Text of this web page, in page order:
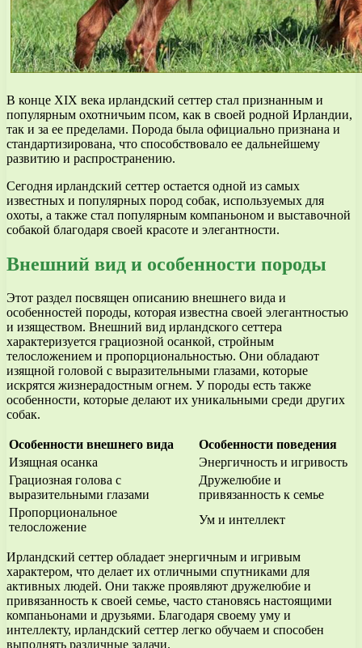
В конце XIX века ирландский сеттер стал признанным и
популярным охотничьим псом, как в своей родной Ирландии,
так и за ее пределами. Порода была официально признана и
стандартизирована, что способствовало ее дальнейшему
развитию и распространению.
Сегодня ирландский сеттер остается одной из самых
известных и популярных пород собак, используемых для
охоты, а также стал популярным компаньоном и выставочной
собакой благодаря своей красоте и элегантности.
Внешний вид и особенности породы
Этот раздел посвящен описанию внешнего вида и
особенностей породы, которая известна своей элегантностью
и изяществом. Внешний вид ирландского сеттера
характеризуется грациозной осанкой, стройным
телосложением и пропорциональностью. Они обладают
изящной головой с выразительными глазами, которые
искрятся жизнерадостным огнем. У породы есть также
особенности, которые делают их уникальными среди других
собак.
Особенности внешнего вида
Особенности поведения
Изящная осанка
Энергичность и игривость
Грациозная голова с
выразительными глазами
Дружелюбие и
привязанность к семье
Пропорциональное
телосложение
Ум и интеллект
Ирландский сеттер обладает энергичным и игривым
характером, что делает их отличными спутниками для
активных людей. Они также проявляют дружелюбие и
привязанность к своей семье, часто становясь настоящими
компаньонами и друзьями. Благодаря своему уму и
интеллекту, ирландский сеттер легко обучаем и способен
выполнять различные задачи.